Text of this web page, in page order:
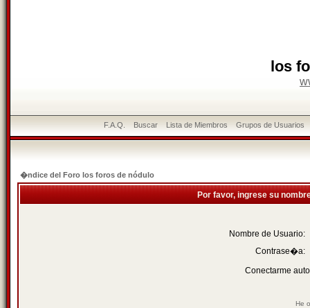
los
F.A.Q. Buscar Lista de Miembros Grupos de Usuarios
�ndice del Foro los foros de nódulo
Por favor, ingrese su
Nombre de Usuario:
Contrase�a:
Conectarme
He